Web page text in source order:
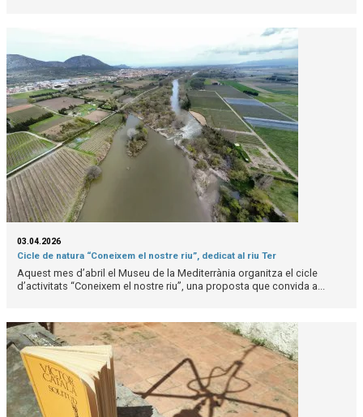
03.04.2026
Cicle de natura “Coneixem el nostre riu”, dedicat al riu Ter
Aquest mes d’abril el Museu de la Mediterrània organitza el cicle
d’activitats “Coneixem el nostre riu”, una proposta que convida a...